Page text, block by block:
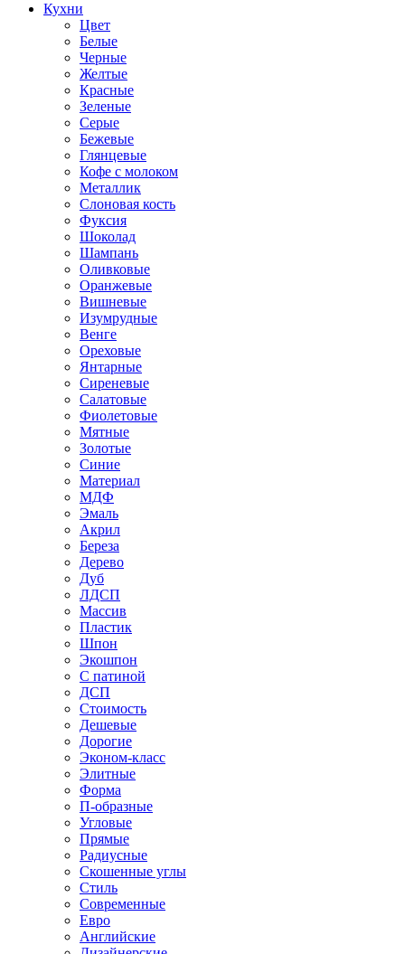
Кухни
Цвет
Белые
Черные
Желтые
Красные
Зеленые
Серые
Бежевые
Глянцевые
Кофе с молоком
Металлик
Слоновая кость
Фуксия
Шоколад
Шампань
Оливковые
Оранжевые
Вишневые
Изумрудные
Венге
Ореховые
Янтарные
Сиреневые
Салатовые
Фиолетовые
Мятные
Золотые
Синие
Материал
МДФ
Эмаль
Акрил
Береза
Дерево
Дуб
ЛДСП
Массив
Пластик
Шпон
Экошпон
С патиной
ДСП
Стоимость
Дешевые
Дорогие
Эконом-класс
Элитные
Форма
П-образные
Угловые
Прямые
Радиусные
Скошенные углы
Стиль
Современные
Евро
Английские